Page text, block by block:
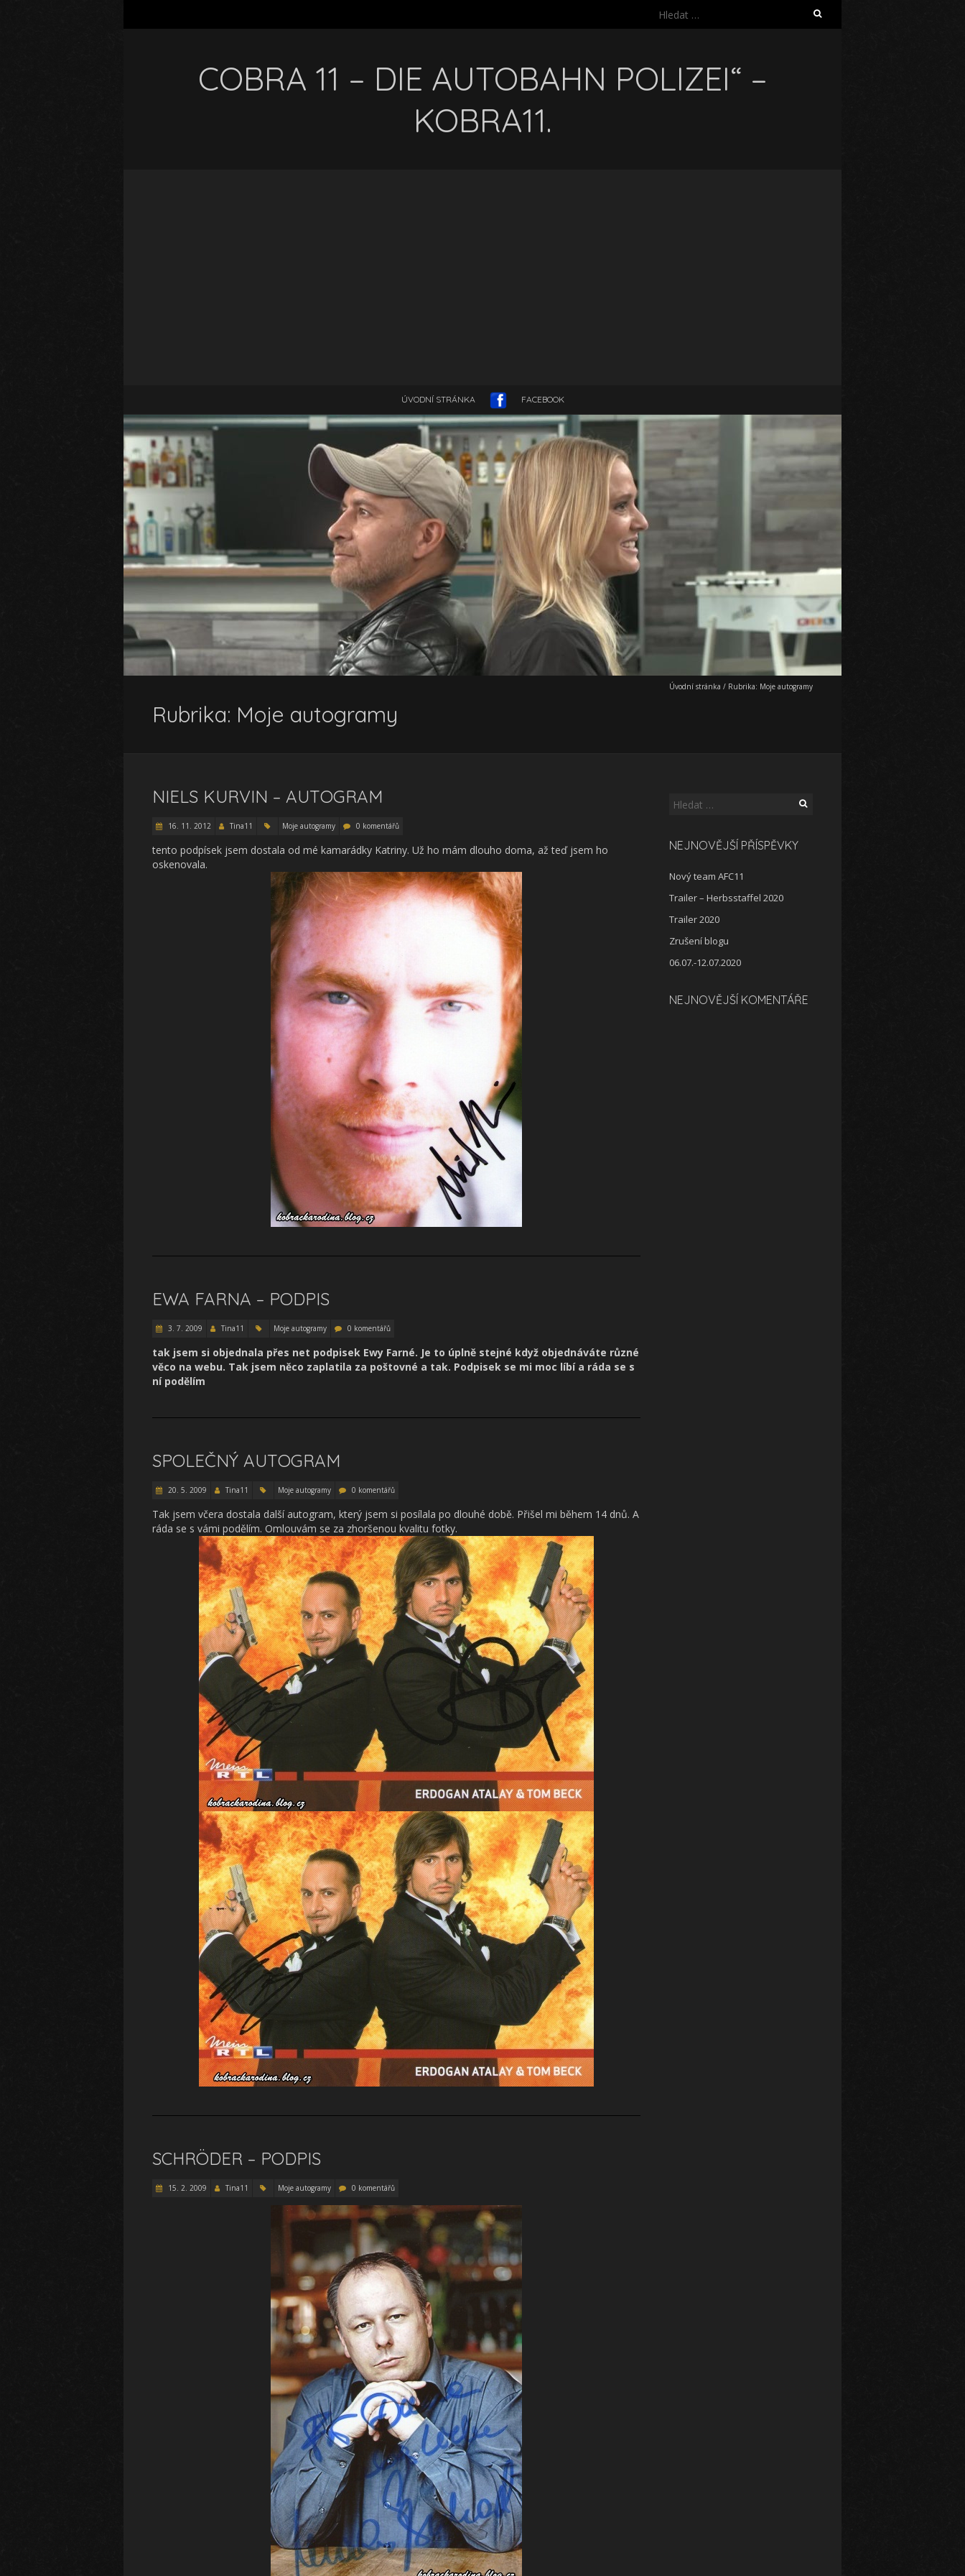
Vyhledávání
COBRA 11 – DIE AUTOBAHN POLIZEI“ –
KOBRA11.
ÚVODNÍ STRÁNKA FACEBOOK
Úvodní stránka / Rubrika: Moje autogramy
Rubrika: Moje autogramy
NIELS KURVIN – AUTOGRAM
16. 11. 2012 Tina11 Moje autogramy 0 komentářů
tento podpísek jsem dostala od mé kamarádky Katriny. Už ho mám dlouho doma, až teď jsem ho
oskenovala.
EWA FARNA – PODPIS
3. 7. 2009 Tina11 Moje autogramy 0 komentářů
tak jsem si objednala přes net podpisek Ewy Farné. Je to úplně stejné když objednáváte různé
věco na webu. Tak jsem něco zaplatila za poštovné a tak. Podpisek se mi moc líbí a ráda se s
ní podělím
SPOLEČNÝ AUTOGRAM
20. 5. 2009 Tina11 Moje autogramy 0 komentářů
Tak jsem včera dostala další autogram, který jsem si posílala po dlouhé době. Přišel mi během 14 dnů. A
ráda se s vámi podělím. Omlouvám se za zhoršenou kvalitu fotky.
SCHRÖDER – PODPIS
15. 2. 2009 Tina11 Moje autogramy 0 komentářů
Vyhledávání
NEJNOVĚJŠÍ PŘÍSPĚVKY
Nový team AFC11
Trailer – Herbsstaffel 2020
Trailer 2020
Zrušení blogu
06.07.-12.07.2020
NEJNOVĚJŠÍ KOMENTÁŘE